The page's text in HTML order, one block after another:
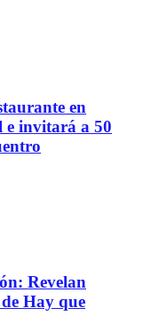
en
e invitará a 50
Revelan
Hay que